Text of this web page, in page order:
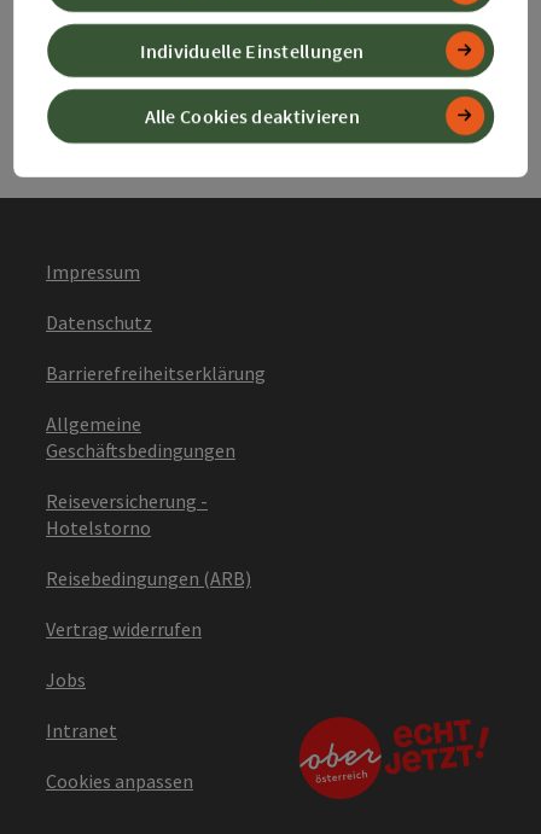
Webseiten
Services
Impressum
Datenschutz
Barrierefreiheitserklärung
Allgemeine
Geschäftsbedingungen
Reiseversicherung -
Hotelstorno
Reisebedingungen (ARB)
Vertrag widerrufen
Jobs
Intranet
Cookies anpassen
Alle Cookies deaktivieren
Individuelle Einstellungen